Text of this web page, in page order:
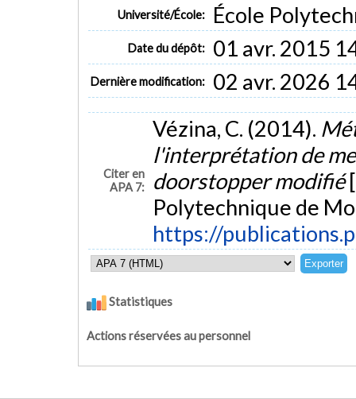
Université/École: École
Date du dépôt: 01 avr. 2015
Dernière modification: 02 avr. 2026
Citer en
APA 7:
Vézina, C. (2014).
l'interprétation de
doorstopper modifié
Polytechnique de
https://
Statistiques
Actions réservées au personnel